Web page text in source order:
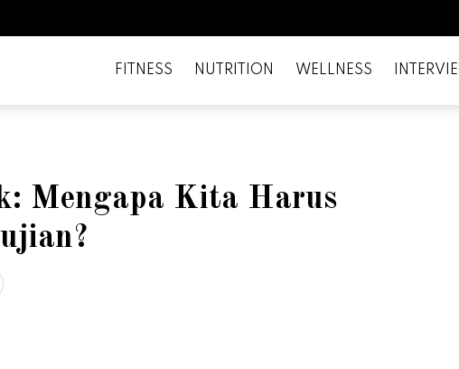
FITNESS NUTRITION WELLNESS
Mengapa Kita Harus
whatsapp
via email